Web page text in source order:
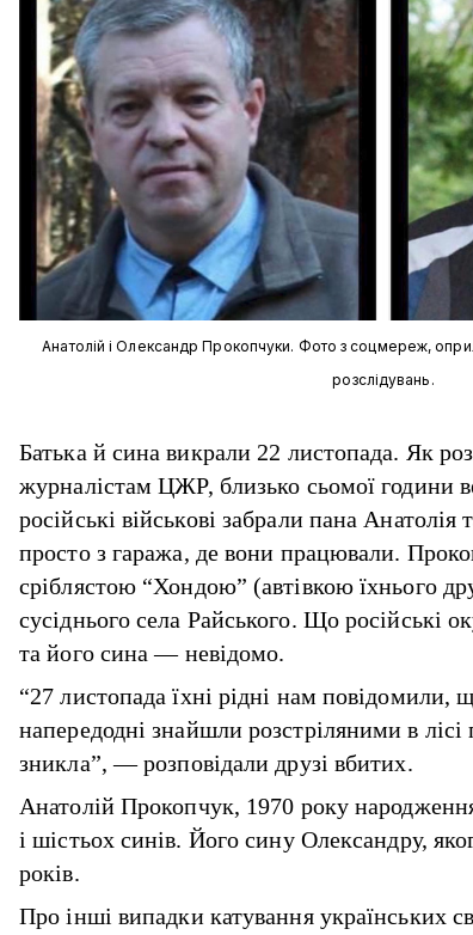
Анатолій і Олександр Прокопчуки. Фото з соцмереж,
розслідувань.
Батька й сина викрали 22 листопада. Як
журналістам ЦЖР, близько сьомої години
російські військові забрали пана
просто з гаража, де вони працювали.
сріблястою “Хондою” (автівкою їхнього
сусіднього села Райського. Що російські
та його сина — невідомо.
“27 листопада їхні рідні нам повідомили,
напередодні знайшли розстріляними в
зникла”, — розповідали друзі вбитих.
Анатолій Прокопчук, 1970 року
і шістьох синів. Його сину Олександру,
років.
Про інші випадки катування українських